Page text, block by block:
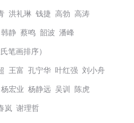
洪礼琳 钱捷 高勃 高涛
静 蔡鸣 韶波 潘峰
笔画排序）
王富 孔宁华 叶红强 刘小舟
宏业 杨静远 吴训 陈虎
岚 谢理哲